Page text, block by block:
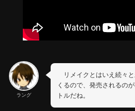
ラング
リメイクとはいえ続々
くるので、発売されるの
トルだね。